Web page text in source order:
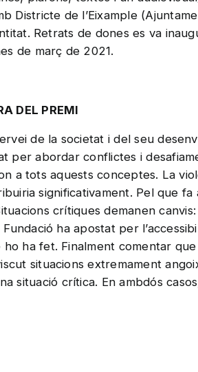
Districte de l’Eixample
Retrats de dones es va
de març de 2021.
DEL PREMI
de la societat i del seu
per abordar conflictes i
a tots aquests conceptes. La
significativament. Pel que fa
crítiques demanen
ha apostat per
ha fet. Finalment comentar
situacions extremament
situació crítica. En ambdós